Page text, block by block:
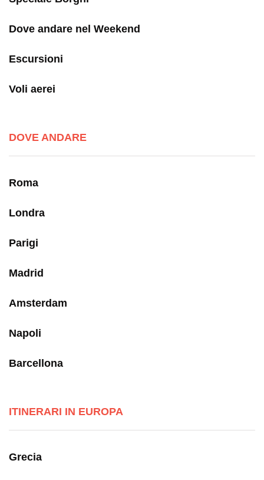
Dove andare nel Weekend
Escursioni
Voli aerei
DOVE ANDARE
Roma
Londra
Parigi
Madrid
Amsterdam
Napoli
Barcellona
ITINERARI IN EUROPA
Grecia